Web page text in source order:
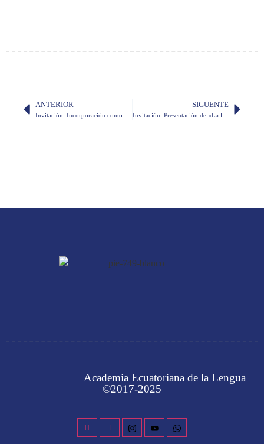
ANTERIOR SIGUENTE
Academia Ecuatoriana de la Lengua
©2017-2025